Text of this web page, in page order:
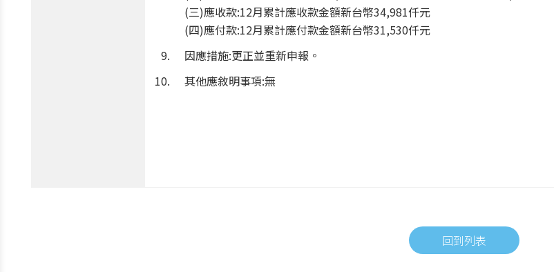
(三)應收款:12月累計應收款金額新台幣34,981仟元
(四)應付款:12月累計應付款金額新台幣31,530仟元
因應措施:更正並重新申報。
其他應敘明事項:無
回到列表